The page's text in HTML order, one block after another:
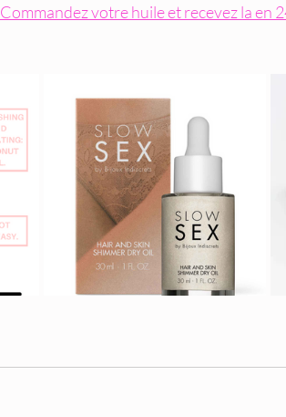
Commandez votre huile et recevez la en